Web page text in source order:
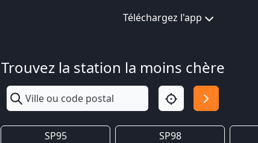
Téléchargez l'app
Trouvez la station la moins chère
SP95 SP98